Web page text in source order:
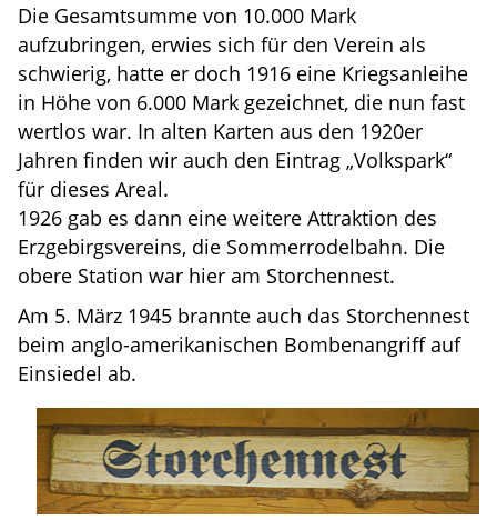
Die Gesamtsumme von 10.000 Mark
aufzubringen, erwies sich für den Verein als
schwierig, hatte er doch 1916 eine Kriegsanleihe
in Höhe von 6.000 Mark gezeichnet, die nun fast
wertlos war. In alten Karten aus den 1920er
Jahren finden wir auch den Eintrag „Volkspark“
für dieses Areal.
1926 gab es dann eine weitere Attraktion des
Erzgebirgsvereins, die Sommerrodelbahn. Die
obere Station war hier am Storchennest.
Am 5. März 1945 brannte auch das Storchennest
beim anglo-amerikanischen Bombenangriff auf
Einsiedel ab.